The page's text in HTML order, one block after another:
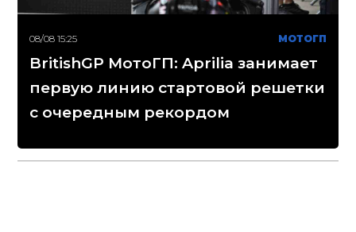
08/08 15:25 МОТОГП
BritishGP МотоГП: Aprilia занимает
первую линию стартовой решетки
с очередным рекордом